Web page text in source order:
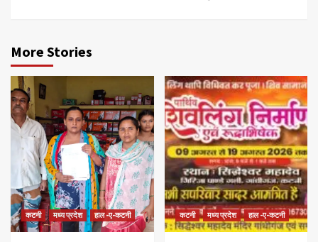
More Stories
कटनी मध्य प्रदेश हाल -ए-कटनी कटनी मध्य प्रदेश हाल -ए-कटनी